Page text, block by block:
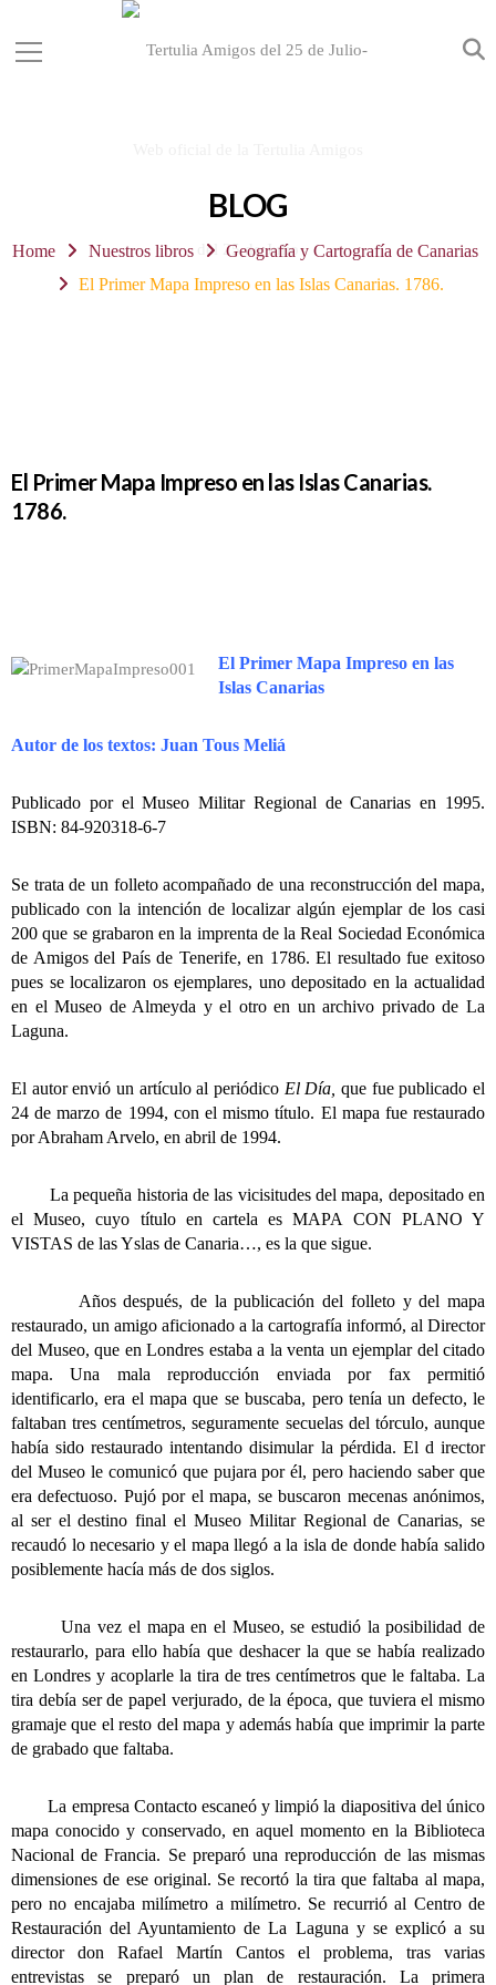
BLOG
Home Nuestros libros
Geografía y Cartografía de Canarias
El Primer Mapa Impreso en las Islas Canarias. 1786.
El Primer Mapa Impreso en las Islas Canarias.
1786.
El Primer Mapa Impreso en las
Islas Canarias
Autor de los textos: Juan Tous Meliá
Publicado por el Museo Militar Regional de Canarias en 1995.
ISBN: 84-920318-6-7
Se trata de un folleto acompañado de una reconstrucción del mapa,
publicado con la intención de localizar algún ejemplar de los casi
200 que se grabaron en la imprenta de la Real Sociedad Económica
de Amigos del País de Tenerife, en 1786. El resultado fue exitoso
pues se localizaron os ejemplares, uno depositado en la actualidad
en el Museo de Almeyda y el otro en un archivo privado de La
Laguna.
El autor envió un artículo al periódico El Día, que fue publicado el
24 de marzo de 1994, con el mismo título. El mapa fue restaurado
por Abraham Arvelo, en abril de 1994.
La pequeña historia de las vicisitudes del mapa, depositado en
el Museo, cuyo título en cartela es MAPA CON PLANO Y
VISTAS de las Yslas de Canaria…, es la que sigue.
Años después, de la publicación del folleto y del mapa
restaurado, un amigo aficionado a la cartografía informó, al Director
del Museo, que en Londres estaba a la venta un ejemplar del citado
mapa. Una mala reproducción enviada por fax permitió
identificarlo, era el mapa que se buscaba, pero tenía un defecto, le
faltaban tres centímetros, seguramente secuelas del tórculo, aunque
había sido restaurado intentando disimular la pérdida. El d irector
del Museo le comunicó que pujara por él, pero haciendo saber que
era defectuoso. Pujó por el mapa, se buscaron mecenas anónimos,
al ser el destino final el Museo Militar Regional de Canarias, se
recaudó lo necesario y el mapa llegó a la isla de donde había salido
posiblemente hacía más de dos siglos.
Una vez el mapa en el Museo, se estudió la posibilidad de
restaurarlo, para ello había que deshacer la que se había realizado
en Londres y acoplarle la tira de tres centímetros que le faltaba. La
tira debía ser de papel verjurado, de la época, que tuviera el mismo
gramaje que el resto del mapa y además había que imprimir la parte
de grabado que faltaba.
La empresa Contacto escaneó y limpió la diapositiva del único
mapa conocido y conservado, en aquel momento en la Biblioteca
Nacional de Francia. Se preparó una reproducción de las mismas
dimensiones de ese original. Se recortó la tira que faltaba al mapa,
pero no encajaba milímetro a milímetro. Se recurrió al Centro de
Restauración del Ayuntamiento de La Laguna y se explicó a su
director don Rafael Martín Cantos el problema, tras varias
entrevistas se preparó un plan de restauración. La primera